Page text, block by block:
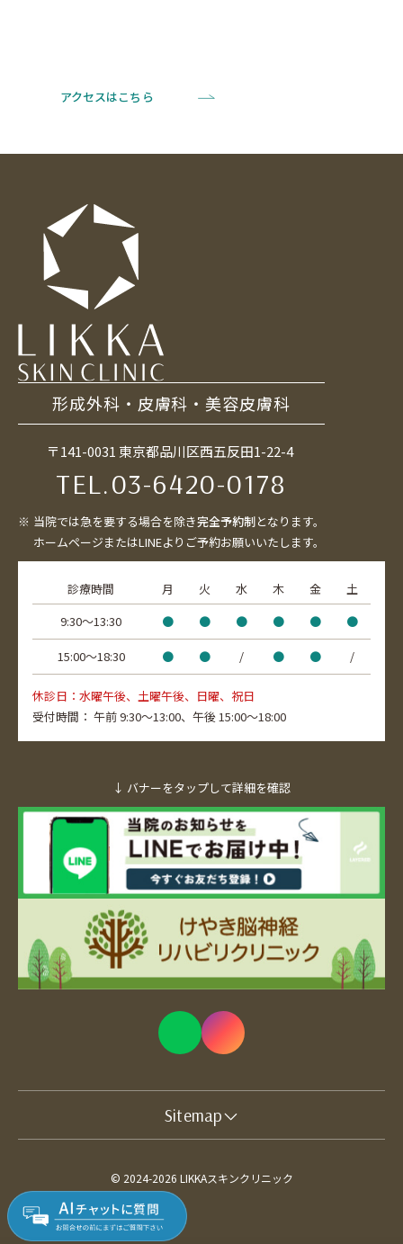
アクセスはこちら
形成外科・皮膚科・美容皮膚科
〒141-0031 東京都品川区西五反田1-22-4
TEL.03-6420-0178
当院では急を要する場合を除き完全予約制となります。
ホームページまたはLINEよりご予約お願いいたします。
診療時間 月 火 水 木 金
土
9:30〜13:30
● ● ● ● ● ●
15:00〜18:30 ● ● / ● ● /
休診日：水曜午後、土曜午後、日曜、祝日
受付時間： 午前 9:30～13:00、 午後 15:00～18:00
↓ バナーをタップして詳細を確認
Sitemap
© 2024-2026 LIKKAスキンクリニック